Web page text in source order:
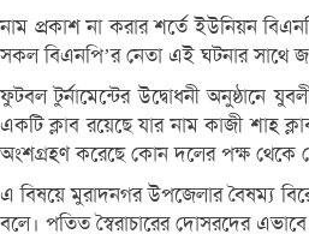
নাম প্রকাশ না করার শর্তে ইউনিয়ন
সকল বিএনপি’র নেতা এই ঘটনার সাথে
ফুটবল টুর্নামেন্টের উদ্বোধনী
একটি ক্লাব রয়েছে যার নাম কাজী শাহ
অংশগ্রহণ করেছে কোন দলের পক্ষ থেকে
এ বিষয়ে মুরাদনগর উপজেলার বৈষম্য
বলে। পতিত স্বৈরাচারের দোসরদের